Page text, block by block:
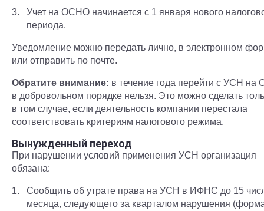
Учет на ОСНО начинается с 1 января нового
периода.
Уведомление можно передать лично, в электронном
или отправить по почте.
Обратите внимание: в течение года перейти с УСН
в добровольном порядке нельзя. Это можно сделать
в том случае, если деятельность компании перестала
соответствовать критериям налогового режима.
Вынужденный переход
При нарушении условий применения УСН организация
обязана:
Сообщить об утрате права на УСН в ИФНС до 15
месяца, следующего за кварталом нарушения